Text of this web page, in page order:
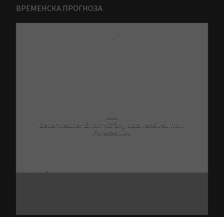
ВРЕМЕНСКА ПРОГНОЗА
-
⚠
BetterWeather Error: No any data received from
Forecast.io!.